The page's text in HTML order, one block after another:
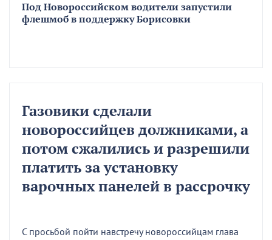
Под Новороссийском водители запустили
флешмоб в поддержку Борисовки
Газовики сделали
новороссийцев должниками, а
потом сжалились и разрешили
платить за установку
варочных панелей в рассрочку
С просьбой пойти навстречу новороссийцам глава